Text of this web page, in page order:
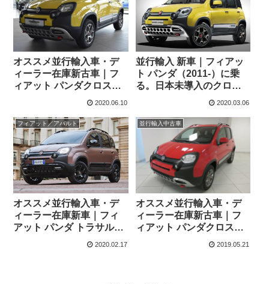
オススメ並行輸入車・デ
ィーラー在庫新古車｜フ
ィアット パンダクロス
0.9L ツインエア 6MT 左ハ
2020.06.10
並行輸入 新車｜フィアッ
ト パンダ（2011-）に乗
る。日本未導入のクロス
系を中心に概要・スペッ
2020.03.06
フィアット／アバルト
オススメ並行輸入車・デ
ィーラー在庫新車｜フィ
アット パンダ トラサルデ
ィ 1.2L 8V 5MT 左ハンド
2020.02.17
並行輸入中古車
オススメ並行輸入車・デ
ィーラー在庫新古車｜フ
ィアット パンダクロス
0.9L ツインエア 6MT 右ハ
2019.05.21